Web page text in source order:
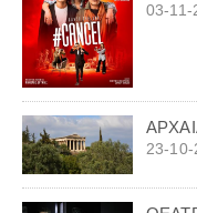
03-11-
23-10-